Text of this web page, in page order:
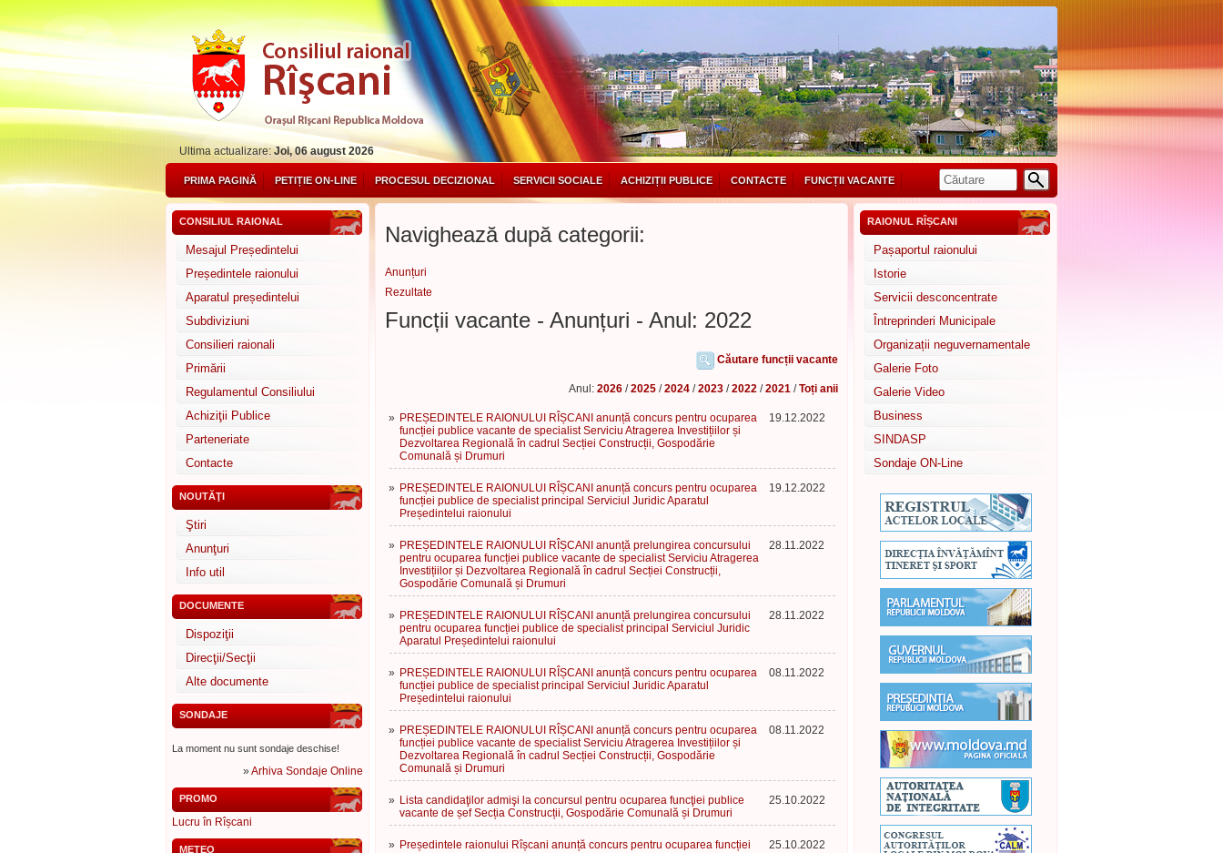
Ultima actualizare:Joi, 06 august 2026
PRIMA PAGINĂ PETIȚIE ON-LINE PROCESUL DECIZIONAL SERVICII SOCIALE ACHIZIȚII PUBLICE CONTACTE FUNCȚII VACANTE
CONSILIUL RAIONAL
Mesajul Președintelui
Președintele raionului
Aparatul președintelui
Subdiviziuni
Consilieri raionali
Primării
Regulamentul Consiliului
Achiziţii Publice
Parteneriate
Contacte
NOUTĂŢI
Ştiri
Anunţuri
Info util
DOCUMENTE
Dispoziţii
Direcţii/Secţii
Alte documente
SONDAJE
La moment nu sunt sondaje deschise!
»Arhiva Sondaje Online
PROMO
Lucru în Rîșcani
METEO
Navighează după categorii:
Anunțuri
Rezultate
Funcții vacante - Anunțuri - Anul: 2022
Căutare funcții vacante
Anul: 2026 /2025 /2024 /2023 /2022 /2021 /Toți anii
» PREȘEDINTELE RAIONULUI RÎȘCANI anunță concurs pentru ocuparea
funcției publice vacante de specialist Serviciu Atragerea Investițiilor și
Dezvoltarea Regională în cadrul Secției Construcții, Gospodărie
Comunală și Drumuri
19.12.2022
» PREȘEDINTELE RAIONULUI RÎȘCANI anunță concurs pentru ocuparea
funcției publice de specialist principal Serviciul Juridic Aparatul
Președintelui raionului
19.12.2022
» PREȘEDINTELE RAIONULUI RÎȘCANI anunță prelungirea concursului
pentru ocuparea funcției publice vacante de specialist Serviciu Atragerea
Investițiilor și Dezvoltarea Regională în cadrul Secției Construcții,
Gospodărie Comunală și Drumuri
28.11.2022
» PREȘEDINTELE RAIONULUI RÎȘCANI anunță prelungirea concursului
pentru ocuparea funcției publice de specialist principal Serviciul Juridic
Aparatul Președintelui raionului
28.11.2022
» PREȘEDINTELE RAIONULUI RÎȘCANI anunță concurs pentru ocuparea
funcției publice de specialist principal Serviciul Juridic Aparatul
Președintelui raionului
08.11.2022
» PREȘEDINTELE RAIONULUI RÎȘCANI anunță concurs pentru ocuparea
funcției publice vacante de specialist Serviciu Atragerea Investițiilor și
Dezvoltarea Regională în cadrul Secției Construcții, Gospodărie
Comunală și Drumuri
08.11.2022
» Lista candidaţilor admişi la concursul pentru ocuparea funcţiei publice
vacante de șef Secția Construcții, Gospodărie Comunală și Drumuri
25.10.2022
» Președintele raionului Rîșcani anunță concurs pentru ocuparea funcției
25.10.2022
RAIONUL RÎȘCANI
Pașaportul raionului
Istorie
Servicii desconcentrate
Întreprinderi Municipale
Organizații neguvernamentale
Galerie Foto
Galerie Video
Business
SINDASP
Sondaje ON-Line